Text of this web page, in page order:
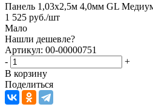
Панель 1,03х2,5м 4,0мм GL
1 525 руб./шт
Мало
Нашли дешевле?
Артикул: 00-00000751
-
+
В корзину
Поделиться